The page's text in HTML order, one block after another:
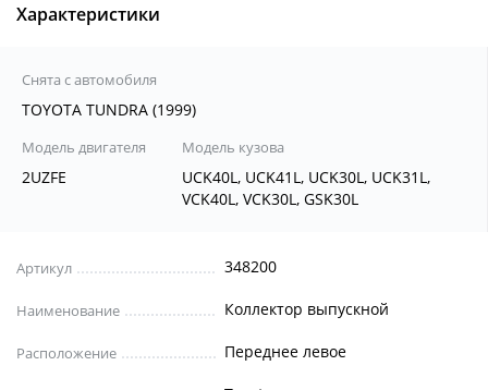
Характеристики
Снята с автомобиля
TOYOTA TUNDRA (1999)
Модель двигателя
2UZFE
Модель кузова
UCK40L, UCK41L, UCK30L, UCK31L,
VCK40L, VCK30L, GSK30L
Артикул 348200
Наименование Коллектор выпускной
Расположение Переднее левое